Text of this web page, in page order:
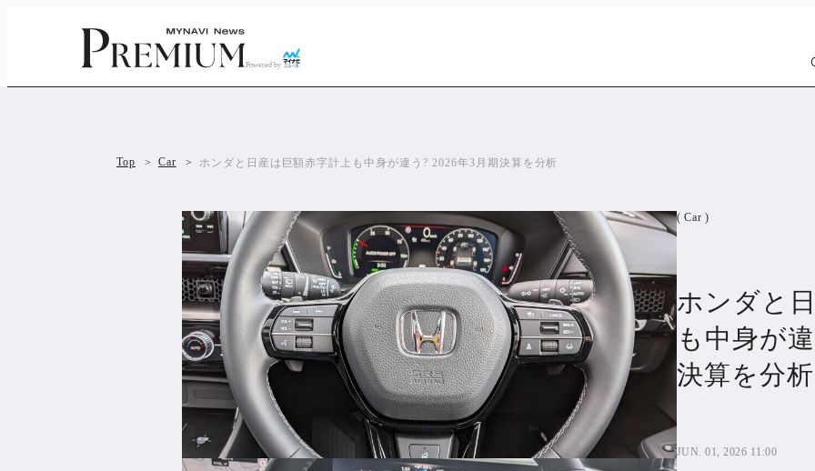
Powered by
Car 1303
PR
SBIネオ
Top Car ホンダと日産は巨額赤字計上も中身が違う? 2026年3月期決算を分析
( Car )
ホンダと
も中身が
決算を分析
JUN. 01, 2026 11:00